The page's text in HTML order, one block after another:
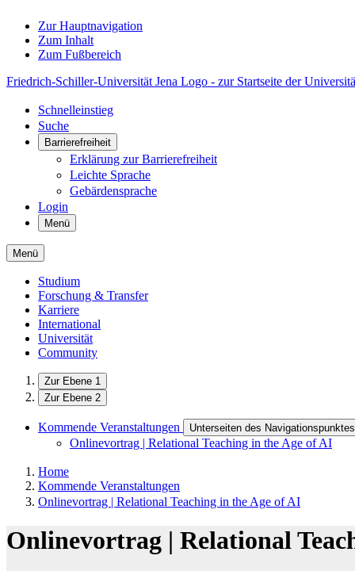
Zur Hauptnavigation
Zum Inhalt
Zum Fußbereich
Friedrich-Schiller-Universität Jena Logo - zur Startseite der
Schnelleinstieg
Suche
Barrierefreiheit
Erklärung zur Barrierefreiheit
Leichte Sprache
Gebärdensprache
Login
Menü
Menü
Studium
Forschung & Transfer
Karriere
International
Universität
Community
Zur Ebene 1
Zur Ebene 2
Kommende Veranstaltungen Unterseiten des
Onlinevortrag | Relational Teaching in the Age of AI
Home
Kommende Veranstaltungen
Onlinevortrag | Relational Teaching in the Age of AI
Onlinevortrag | Relational